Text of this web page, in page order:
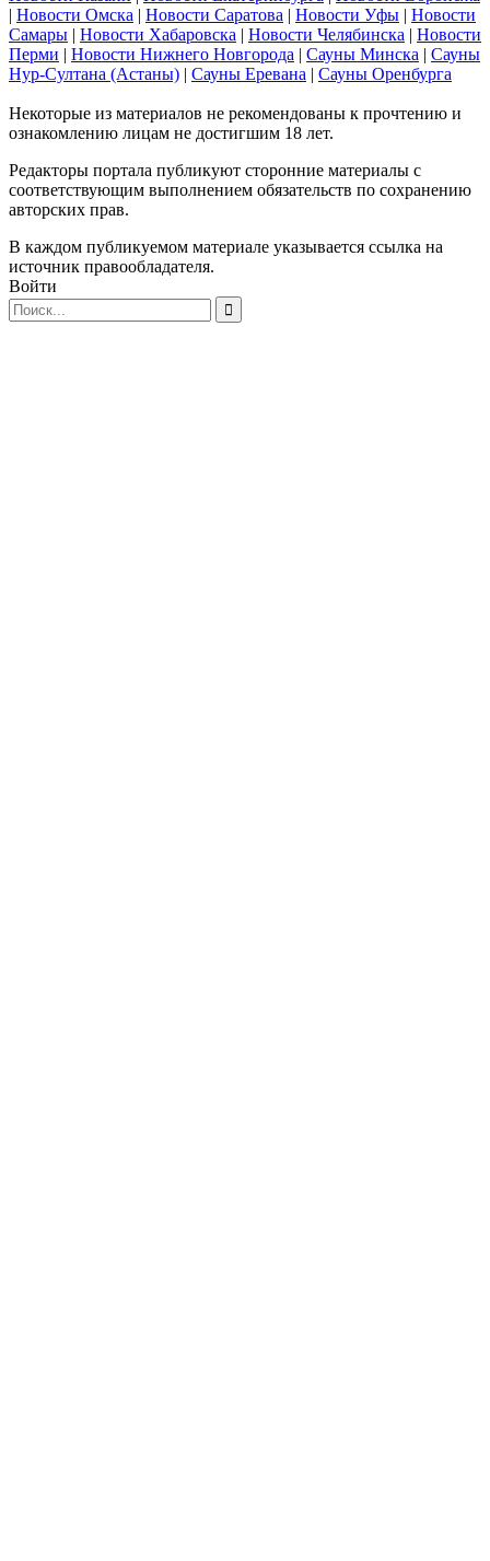
| Новости Омска | Новости Саратова | Новости Уфы | Новости
Самары | Новости Хабаровска | Новости Челябинска | Новости
Перми | Новости Нижнего Новгорода | Сауны Минска | Сауны
Нур-Султана (Астаны) | Сауны Еревана | Сауны Оренбурга
Некоторые из материалов не рекомендованы к прочтению и
ознакомлению лицам не достигшим 18 лет.
Редакторы портала публикуют сторонние материалы с
соответствующим выполнением обязательств по сохранению
авторских прав.
В каждом публикуемом материале указывается ссылка на
источник правообладателя.
Войти